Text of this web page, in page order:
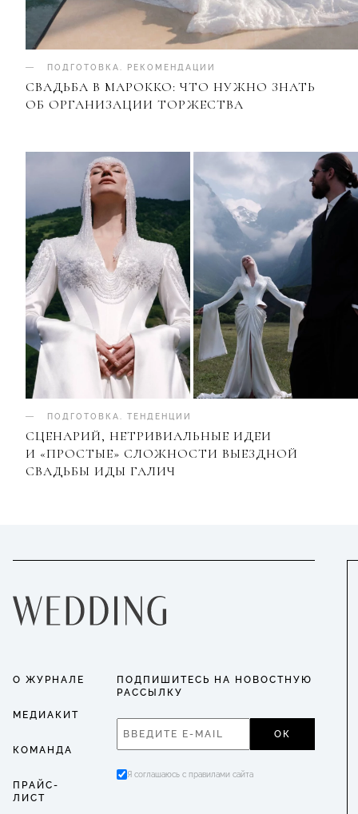
ПОДГОТОВКА РЕКОМЕНДАЦИИ
СВАДЬБА В МАРОККО: ЧТО НУЖНО ЗНАТЬ
ОБ ОРГАНИЗАЦИИ ТОРЖЕСТВА
ПОДГОТОВКА ТЕНДЕНЦИИ
СЦЕНАРИЙ, НЕТРИВИАЛЬНЫЕ ИДЕИ
И «ПРОСТЫЕ» СЛОЖНОСТИ ВЫЕЗДНОЙ
СВАДЬБЫ ИДЫ ГАЛИЧ
О ЖУРНАЛЕ
МЕДИАКИТ
КОМАНДА
ПРАЙС-
ЛИСТ
ПОДПИШИТЕСЬ НА НОВОСТНУЮ
РАССЫЛКУ
ОК
Я соглашаюсь с правилами сайта